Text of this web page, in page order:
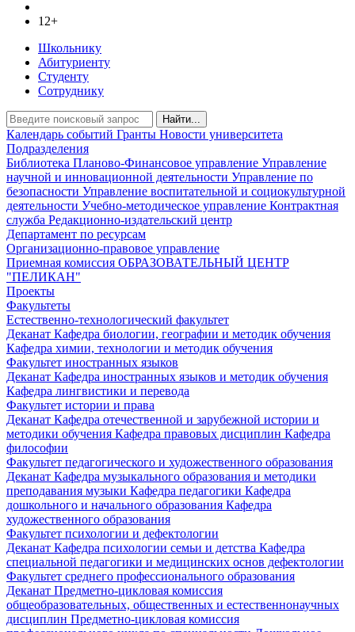
12+
Школьнику
Абитуриенту
Студенту
Сотруднику
Найти...
Календарь событий Гранты Новости университета
Подразделения
Библиотека Планово-Финансовое управление Управление
научной и инновационной деятельности Управление по
безопасности Управление воспитательной и социокультурной
деятельности Учебно-методическое управление Контрактная
служба Редакционно-издательский центр
Департамент по ресурсам
Организационно-правовое управление
Приемная комиссия ОБРАЗОВАТЕЛЬНЫЙ ЦЕНТР
"ПЕЛИКАН"
Проекты
Факультеты
Естественно-технологический факультет
Деканат Кафедра биологии, географии и методик обучения
Кафедра химии, технологии и методик обучения
Факультет иностранных языков
Деканат Кафедра иностранных языков и методик обучения
Кафедра лингвистики и перевода
Факультет истории и права
Деканат Кафедра отечественной и зарубежной истории и
методики обучения Кафедра правовых дисциплин Кафедра
философии
Факультет педагогического и художественного образования
Деканат Кафедра музыкального образования и методики
преподавания музыки Кафедра педагогики Кафедра
дошкольного и начального образования Кафедра
художественного образования
Факультет психологии и дефектологии
Деканат Кафедра психологии семьи и детства Кафедра
специальной педагогики и медицинских основ дефектологии
Факультет среднего профессионального образования
Деканат Предметно-цикловая комиссия
общеобразовательных, общественных и естественнонаучных
дисциплин Предметно-цикловая комиссия